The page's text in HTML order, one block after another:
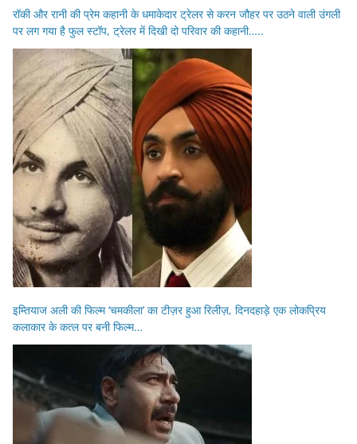
रॉकी और रानी की प्रेम कहानी के धमाकेदार ट्रेलर से करन जौहर पर उठने वाली उंगली
पर लग गया है फुल स्टॉप, ट्रेलर में दिखी दो परिवार की कहानी…..
इम्तियाज अली की फिल्म ‘चमकीला’ का टीज़र हुआ रिलीज़, दिनदहाड़े एक लोकप्रिय
कलाकार के कत्ल पर बनी फिल्म…